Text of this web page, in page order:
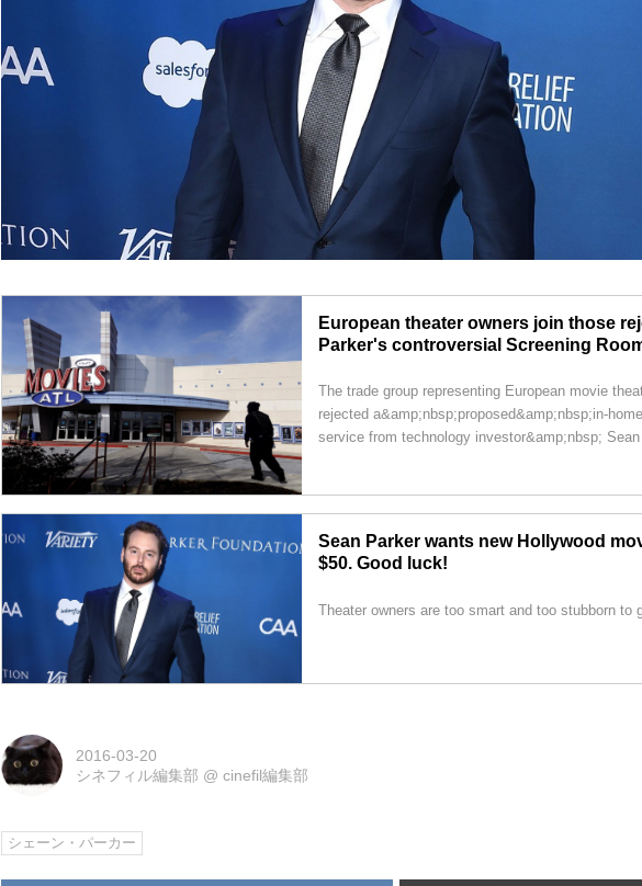
European theater owners join those
Parker's controversial Screening
The trade group representing European movie
rejected a&amp;nbsp;proposed&amp;nbsp;in-
service from technology investor&amp;nbsp;
Sean Parker wants new Hollywood
$50. Good luck!
Theater owners are too smart and too stubborn to
2016-03-20
シネフィル編集部 @cinefil編集部
シェーン・パーカー